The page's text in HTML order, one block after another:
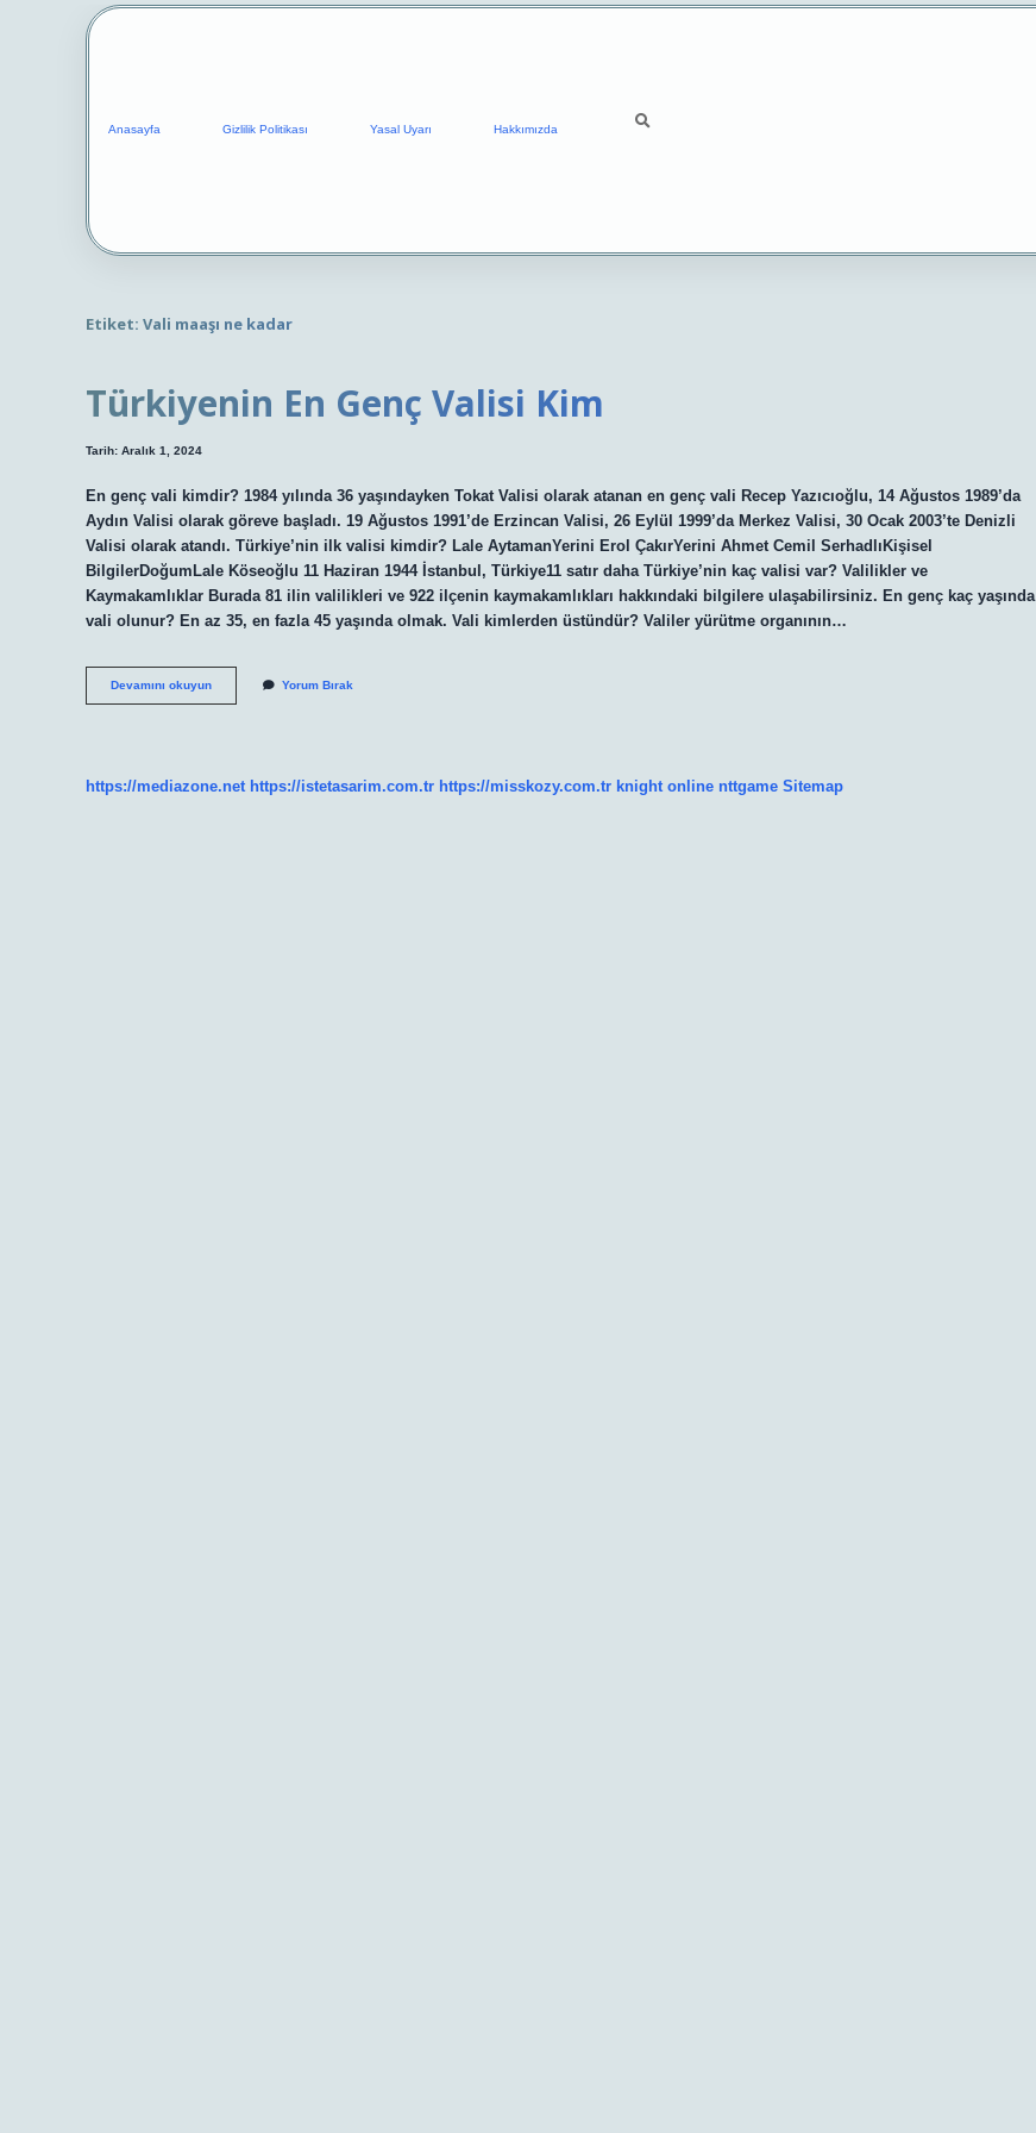
Anasayfa Gizlilik Politikası Yasal Uyarı Hakkımızda
Etiket: Vali maaşı ne kadar
Türkiyenin En Genç Valisi Kim
Tarih: Aralık 1, 2024
En genç vali kimdir? 1984 yılında 36 yaşındayken Tokat Valisi olarak atanan en genç vali Recep Yazıcıoğlu, 14 Ağustos 1989’da
Aydın Valisi olarak göreve başladı. 19 Ağustos 1991’de Erzincan Valisi, 26 Eylül 1999’da Merkez Valisi, 30 Ocak 2003’te Denizli
Valisi olarak atandı. Türkiye’nin ilk valisi kimdir? Lale AytamanYerini Erol ÇakırYerini Ahmet Cemil SerhadlıKişisel
BilgilerDoğumLale Köseoğlu 11 Haziran 1944 İstanbul, Türkiye11 satır daha Türkiye’nin kaç valisi var? Valilikler ve
Kaymakamlıklar Burada 81 ilin valilikleri ve 922 ilçenin kaymakamlıkları hakkındaki bilgilere ulaşabilirsiniz. En genç kaç yaşında
vali olunur? En az 35, en fazla 45 yaşında olmak. Vali kimlerden üstündür? Valiler yürütme organının…
Devamını okuyunTürkiyenin
En
Yorum Bırak
https://mediazone.net https://istetasarim.com.tr https://misskozy.com.tr knight online nttgame Sitemap